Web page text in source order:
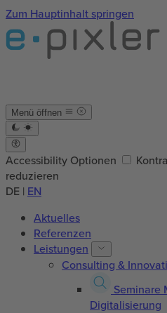
Zum Hauptinhalt springen
Menü öffnen
Accessibility Optionen
reduzieren
DE | EN
Aktuelles
Referenzen
Leistungen
Consulting &
Seminare
Digitalisierung